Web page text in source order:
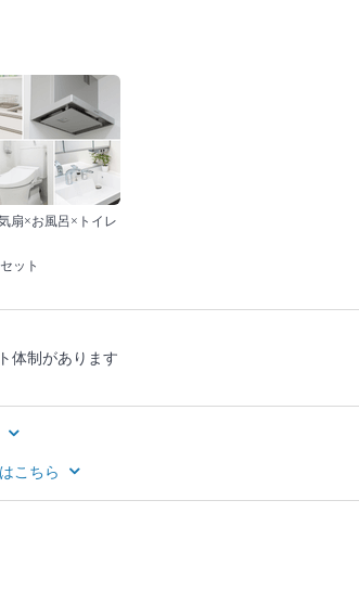
扇×お風呂×トイレ
ット
体制があります
こちら